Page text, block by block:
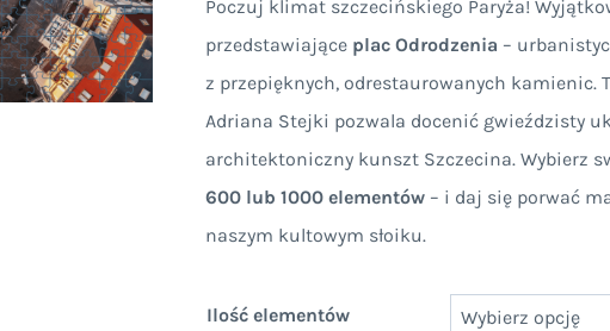
od
99,00 zł
do
Poczuj klimat szczecińskiego Paryża!
przedstawiające plac Odrodzenia –
z przepięknych, odrestaurowanych kamienic.
Adriana Stejki pozwala docenić gwieździsty
architektoniczny kunszt Szczecina. Wybierz
600 lub 1000 elementów– i daj się porwać
naszym kultowym słoiku.
Ilość elementów